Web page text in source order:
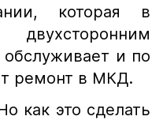
которая в
и по
ремонт в МКД.
как это сделать